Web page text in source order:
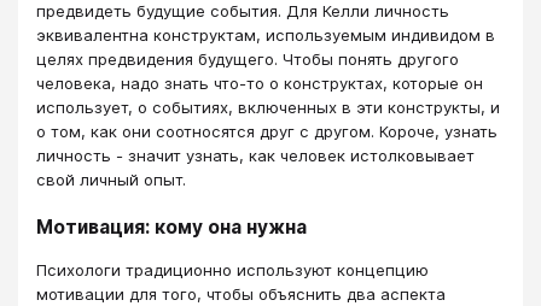
предвидеть будущие события. Для Келли личность
эквивалентна конструктам, используемым индивидом в
целях предвидения будущего. Чтобы понять другого
человека, надо знать что-то о конструктах, которые он
использует, о событиях, включенных в эти конструкты, и
о том, как они соотносятся друг с другом. Короче, узнать
личность - значит узнать, как человек истолковывает
свой личный опыт.
Мотивация: кому она нужна
Психологи традиционно используют концепцию
мотивации для того, чтобы объяснить два аспекта